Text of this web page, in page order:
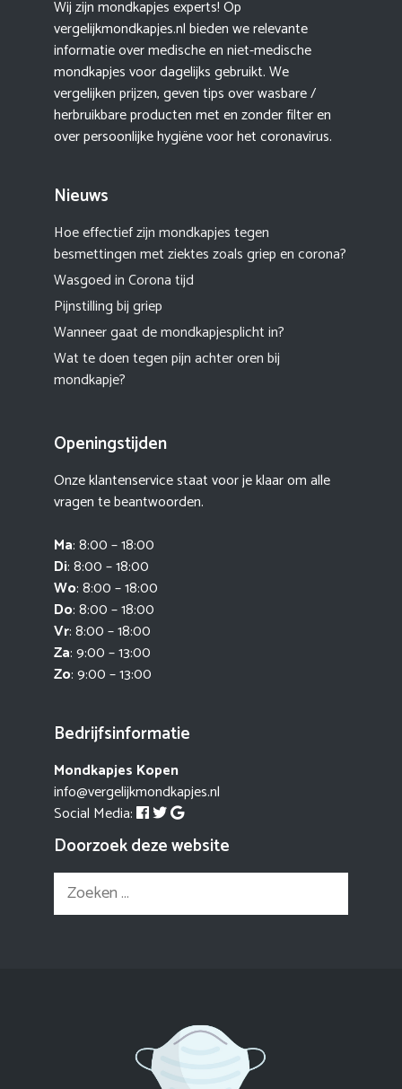
Wij zijn mondkapjes experts! Op
vergelijkmondkapjes.nl bieden we relevante
informatie over medische en niet-medische
mondkapjes voor dagelijks gebruikt. We
vergelijken prijzen, geven tips over wasbare /
herbruikbare producten met en zonder filter en
over persoonlijke hygiëne voor het coronavirus.
Nieuws
Hoe effectief zijn mondkapjes tegen
besmettingen met ziektes zoals griep en corona?
Wasgoed in Corona tijd
Pijnstilling bij griep
Wanneer gaat de mondkapjesplicht in?
Wat te doen tegen pijn achter oren bij
mondkapje?
Openingstijden
Onze klantenservice staat voor je klaar om alle
vragen te beantwoorden.
Ma: 8:00 – 18:00
Di: 8:00 – 18:00
Wo: 8:00 – 18:00
Do: 8:00 – 18:00
Vr: 8:00 – 18:00
Za: 9:00 – 13:00
Zo: 9:00 – 13:00
Bedrijfsinformatie
Mondkapjes Kopen
info@vergelijkmondkapjes.nl
Social Media:
Doorzoek deze website
Zoek
naar: